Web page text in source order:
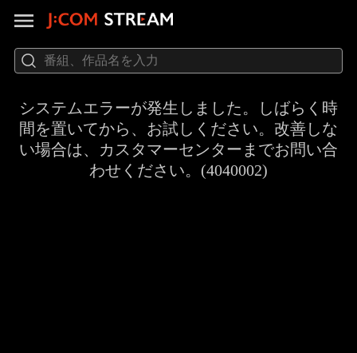
システムエラーが発生しました。しばらく時
間を置いてから、お試しください。改善しな
い場合は、カスタマーセンターまでお問い合
わせください。(4040002)